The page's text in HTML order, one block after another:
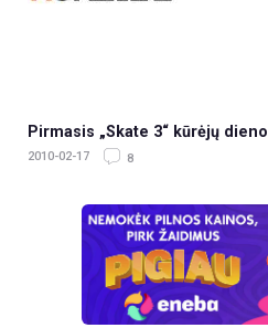
Pirmasis „Skate 3“ kūrėjų
2010-02-17 8